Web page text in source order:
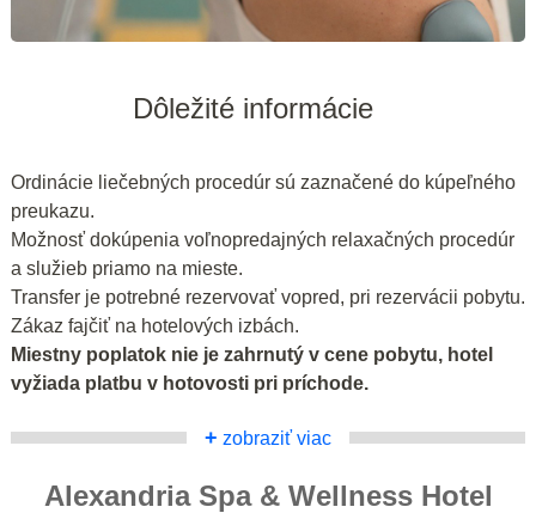
Dôležité informácie
Ordinácie liečebných procedúr sú zaznačené do kúpeľného
preukazu.
Možnosť dokúpenia voľnopredajných relaxačných procedúr
a služieb priamo na mieste.
Transfer je potrebné rezervovať vopred, pri rezervácii pobytu.
Zákaz fajčiť na hotelových izbách.
Miestny poplatok nie je zahrnutý v cene pobytu, hotel
vyžiada platbu v hotovosti pri príchode.
+ zobraziť viac
Alexandria Spa & Wellness Hotel